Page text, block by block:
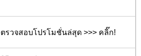
ตรวจสอบโปรโมชั่นล่สุด >>> คลิ๊ก!